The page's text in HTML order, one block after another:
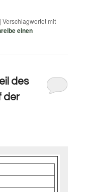
|Verschlagwortet mit
einen
des
der